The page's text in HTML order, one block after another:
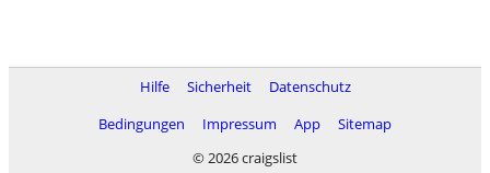
Hilfe Sicherheit
Datenschutz
Bedingungen
Impressum App
Sitemap
© 2026 craigslist